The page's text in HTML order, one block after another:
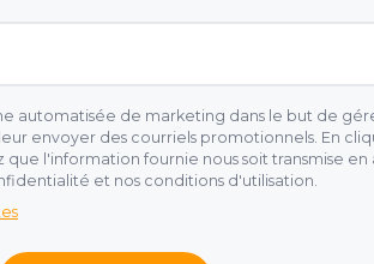
automatisée de marketing dans le but de
envoyer des courriels promotionnels. En
que l'information fournie nous soit transmise
et nos conditions d'utilisation.